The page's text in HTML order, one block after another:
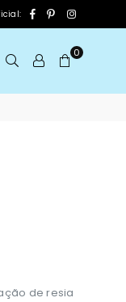
Facebook
PinterestInstagram
0
de resia